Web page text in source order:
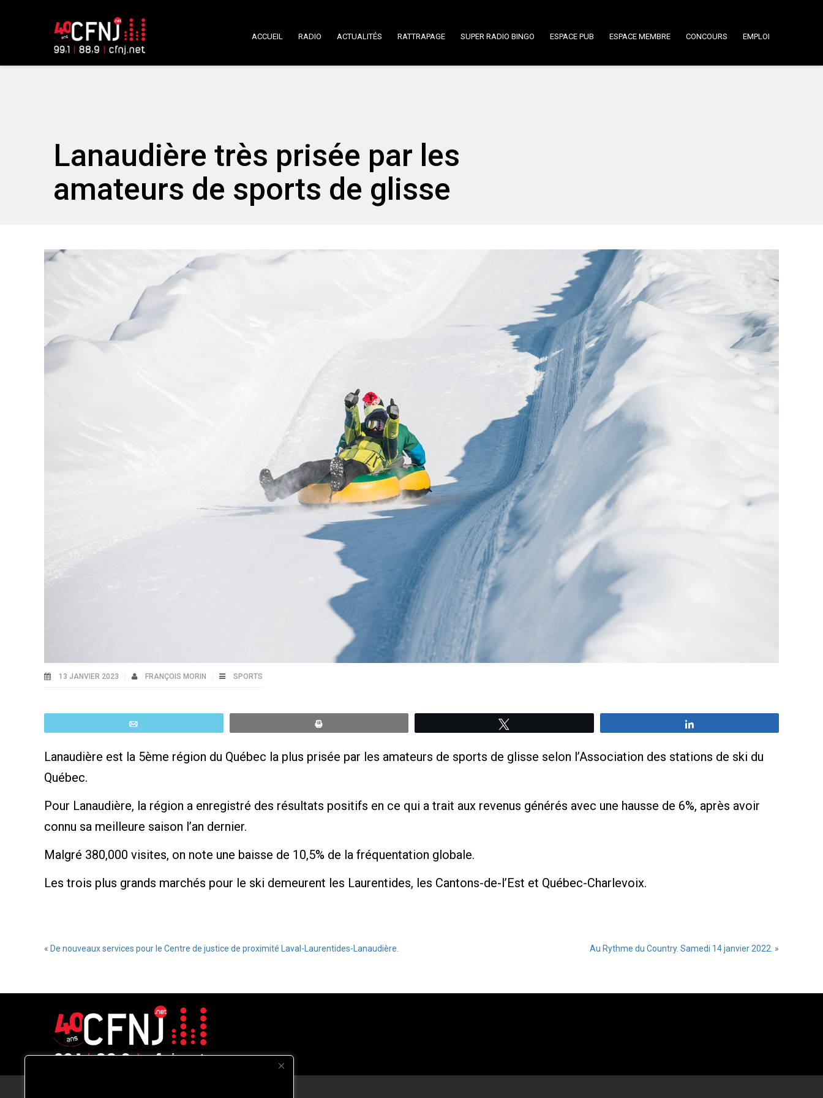
ACCUEIL RADIO ACTUALITÉS RATTRAPAGE SUPER RADIO BINGO ESPACE PUB ESPACE MEMBRE CONCOURS EMPLOI
Lanaudière très prisée par les
amateurs de sports de glisse
13 JANVIER 2023 FRANÇOIS MORIN SPORTS
Lanaudière est la 5ème région du Québec la plus prisée par les amateurs de sports de glisse selon l’Association des stations de ski du
Québec.
Pour Lanaudière, la région a enregistré des résultats positifs en ce qui a trait aux revenus générés avec une hausse de 6%, après avoir
connu sa meilleure saison l’an dernier.
Malgré 380,000 visites, on note une baisse de 10,5% de la fréquentation globale.
Les trois plus grands marchés pour le ski demeurent les Laurentides, les Cantons-de-l’Est et Québec-Charlevoix.
« De nouveaux services pour le Centre de justice de proximité Laval-Laurentides-Lanaudière. Au Rythme du Country. Samedi 14 janvier 2022. »